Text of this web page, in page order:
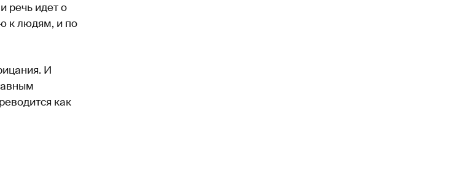
речь идет о
к людям, и по
И
как